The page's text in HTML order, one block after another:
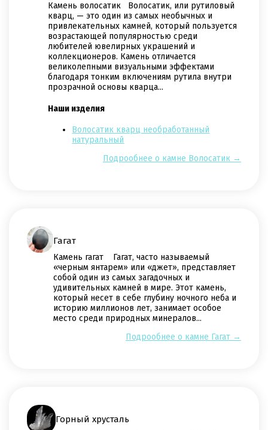
Камень волосатик Волосатик, или рутиловый
кварц, — это один из самых необычных и
привлекательных камней, который пользуется
возрастающей популярностью среди
любителей ювелирных украшений и
коллекционеров. Камень отличается
великолепными визуальными эффектами
благодаря тонким включениям рутила внутри
прозрачной основы кварца...
Наши изделия
Волосатик кварц необработанный
натуральный
Подрообнее о камне Волосатик →
Гагат
Камень гагат Гагат, часто называемый
«черным янтарем» или «джет», представляет
собой один из самых загадочных и
удивительных камней в мире. Этот камень,
который несет в себе глубину ночного неба и
историю миллионов лет, занимает особое
место среди природных минералов...
Подрообнее о камне Гагат →
Горный хрусталь